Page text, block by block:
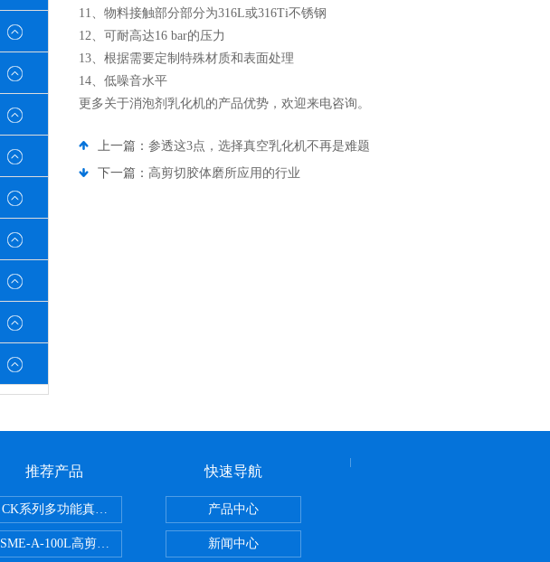
11、物料接触部分部分为316L或316Ti不锈钢
12、可耐高达16 bar的压力
13、根据需要定制特殊材质和表面处理
14、低噪音水平
更多关于消泡剂乳化机的产品优势，欢迎来电咨询。
上一篇： 参透这3点，选择真空乳化机不再是难题
下一篇： 高剪切胶体磨所应用的行业
推荐产品
CK系列多功能真空乳化机
SME-A-100L高剪切液洗面霜膏霜真空均质乳化机
快速导航
产品中心
新闻中心